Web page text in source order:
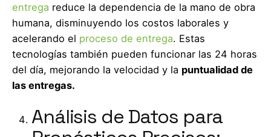
entrega reduce la dependencia de la mano de obra
humana, disminuyendo los costos laborales y
acelerando el proceso de entrega. Estas
tecnologías también pueden funcionar las 24 horas
del día, mejorando la velocidad y la puntualidad de
las entregas.
Análisis de Datos para